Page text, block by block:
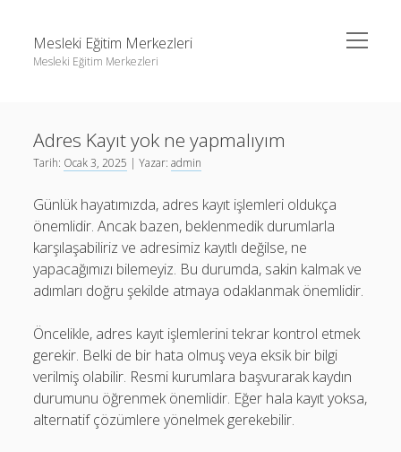
Mesleki Eğitim Merkezleri
Mesleki Eğitim Merkezleri
menüyü
aç
Liste
Sayfa Listesi
Threads Beğeni Arttırma
Twitter Gizli Hesaba Nasıl Bakılır
Liste
Sayfa Listesi
Threads Beğeni Arttırma
Twitter Gizli Hesaba Nasıl Bakılır
Adres Kayıt yok ne yapmalıyım
Tarih: Ocak 3, 2025 | Yazar:admin
Günlük hayatımızda, adres kayıt işlemleri oldukça
önemlidir. Ancak bazen, beklenmedik durumlarla
karşılaşabiliriz ve adresimiz kayıtlı değilse, ne
yapacağımızı bilemeyiz. Bu durumda, sakin kalmak ve
adımları doğru şekilde atmaya odaklanmak önemlidir.
Öncelikle, adres kayıt işlemlerini tekrar kontrol etmek
gerekir. Belki de bir hata olmuş veya eksik bir bilgi
verilmiş olabilir. Resmi kurumlara başvurarak kaydın
durumunu öğrenmek önemlidir. Eğer hala kayıt yoksa,
alternatif çözümlere yönelmek gerekebilir.